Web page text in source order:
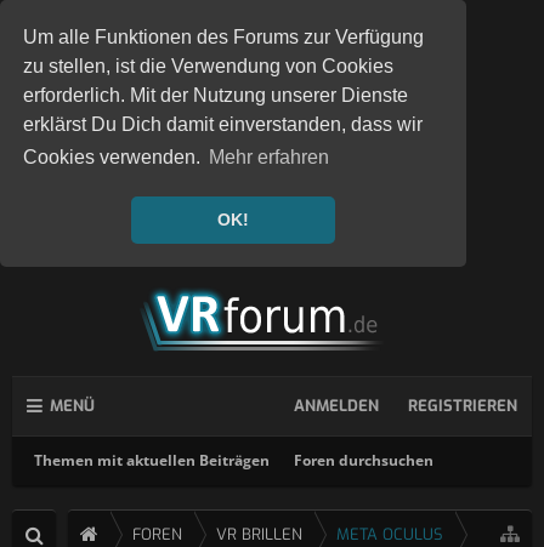
Um alle Funktionen des Forums zur Verfügung
zu stellen, ist die Verwendung von Cookies
erforderlich. Mit der Nutzung unserer Dienste
erklärst Du Dich damit einverstanden, dass wir
Cookies verwenden. Mehr erfahren
OK!
MENÜ
Themen mit aktuellen Beiträgen Foren durchsuchen
ANMELDEN REGISTRIEREN
FOREN VR BRILLEN META OCULUS